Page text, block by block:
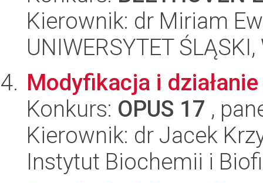
Kierownik: dr Miriam
UNIWERSYTET
Modyfikacja i
Konkurs: OPUS 17 ,
Kierownik: dr Jacek
Instytut Biochemii i